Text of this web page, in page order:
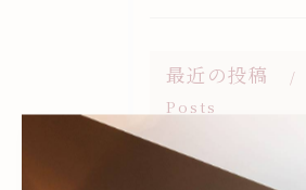
最近の投稿
Posts